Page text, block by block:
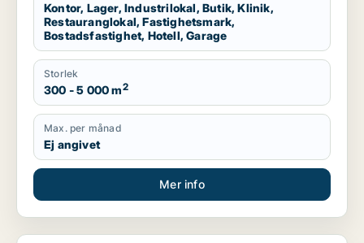
Kontor, Lager, Industrilokal, Butik, Klinik,
Restauranglokal, Fastighetsmark,
Bostadsfastighet, Hotell, Garage
Storlek
300 - 5 000 m2
Max. per månad
Ej angivet
Mer info